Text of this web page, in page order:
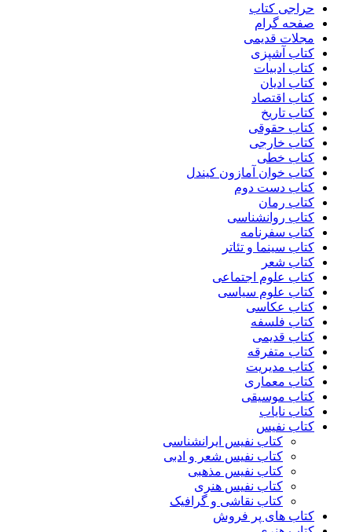
حراجی کتاب
صفحه گرام
مجلات قدیمی
کتاب آشپزی
کتاب ادبیات
کتاب ادیان
کتاب اقتصاد
کتاب تاریخ
کتاب حقوقی
کتاب خارجی
کتاب خطی
کتاب خوان آمازون کیندل
کتاب دست دوم
کتاب رمان
کتاب روانشناسی
کتاب سفرنامه
کتاب سینما و تئاتر
کتاب شعر
کتاب علوم اجتماعی
کتاب علوم سیاسی
کتاب عکاسی
کتاب فلسفه
کتاب قدیمی
کتاب متفرقه
کتاب مدیریت
کتاب معماری
کتاب موسیقی
کتاب نایاب
کتاب نفیس
کتاب نفیس ایرانشناسی
کتاب نفیس شعر و ادبی
کتاب نفیس مذهبی
کتاب نفیس هنری
کتاب نقاشی و گرافیک
کتاب های پر فروش